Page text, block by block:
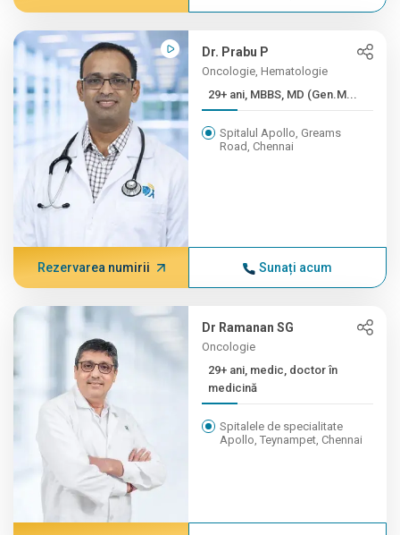
Dr. Prabu P
Oncologie, Hematologie
29+ ani, MBBS, MD (Gen.M...
Spitalul Apollo, Greams
Road, Chennai
Rezervarea numirii Sunați acum
Dr Ramanan SG
Oncologie
29+ ani, medic, doctor în
medicină
Spitalele de specialitate
Apollo, Teynampet, Chennai